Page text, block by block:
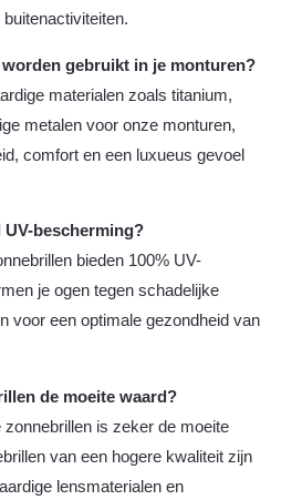
worden gebruikt in je monturen?
materialen zoals titanium,
metalen voor onze monturen,
comfort en een luxueus gevoel
UV-bescherming?
bieden 100% UV-
je ogen tegen schadelijke
voor een optimale gezondheid van
de moeite waard?
zonnebrillen is zeker de moeite
van een hogere kwaliteit zijn
lensmaterialen en